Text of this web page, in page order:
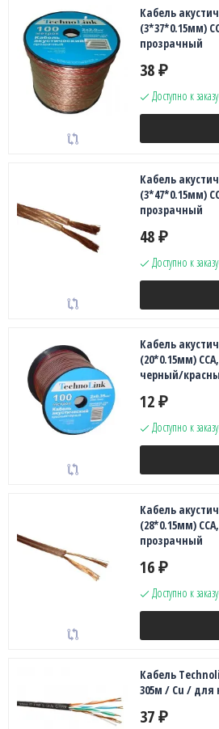
Кабель
(3*37*0.15мм)
прозрачный
38 ₽
Доступно к заказу
Кабель
(3*47*0.15мм)
прозрачный
48 ₽
Доступно к заказу
Кабель
(20*0.15мм)
черный/
12 ₽
Доступно к заказу
Кабель
(28*0.15мм)
прозрачный
16 ₽
Доступно к заказу
Кабель
305м / Сu / для
37 ₽